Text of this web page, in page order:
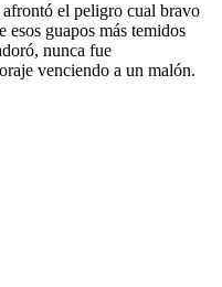
afrontó el peligro cual bravo
guapos más temidos
nunca fue
venciendo a un malón.